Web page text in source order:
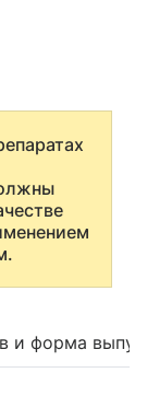
и форма